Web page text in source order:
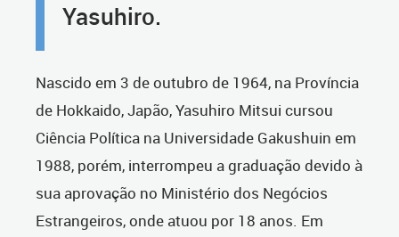
Yasuhiro.
Nascido em 3 de outubro de 1964, na Província
de Hokkaido, Japão, Yasuhiro Mitsui cursou
Ciência Política na Universidade Gakushuin em
1988, porém, interrompeu a graduação devido à
sua aprovação no Ministério dos Negócios
Estrangeiros, onde atuou por 18 anos. Em